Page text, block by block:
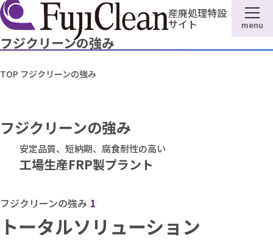
産廃処理特設
サイト menu
フジクリーンの強み
TOP フジクリーンの強み
フジクリーンの強み
安定品質、短納期、腐食耐性の高い
工場生産FRP製プラント
フジクリーンの強み 1
トータルソリューション